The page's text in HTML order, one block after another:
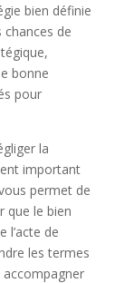
bien définie
de
bonne
pour
la
important
permet de
que le bien
l’acte de
les termes
accompagner